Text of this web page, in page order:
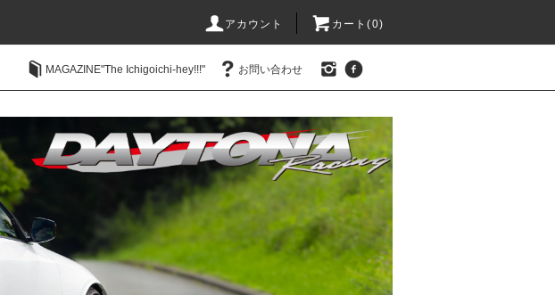
アカウント カート(0)
MAGAZINE"The Ichigoichi-hey!!!" お問い合わせ